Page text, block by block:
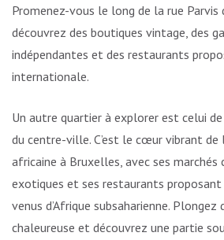
Promenez-vous le long de la rue
découvrez des boutiques vintage, des
indépendantes et des restaurants
internationale.
Un autre quartier à explorer est celui
du centre-ville. C’est le cœur vibrant de
africaine à Bruxelles, avec ses marchés
exotiques et ses restaurants
venus d’Afrique subsaharienne.
chaleureuse et découvrez une partie